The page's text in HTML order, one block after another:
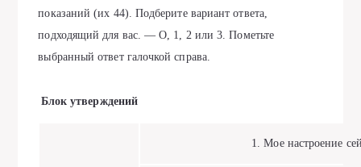
показаний (их 44). Подберите вариант ответа,
подходящий для вас. — О, 1, 2 или 3. Пометьте
выбранный ответ галочкой справа.
Блок утверждений
1. Мое настроение